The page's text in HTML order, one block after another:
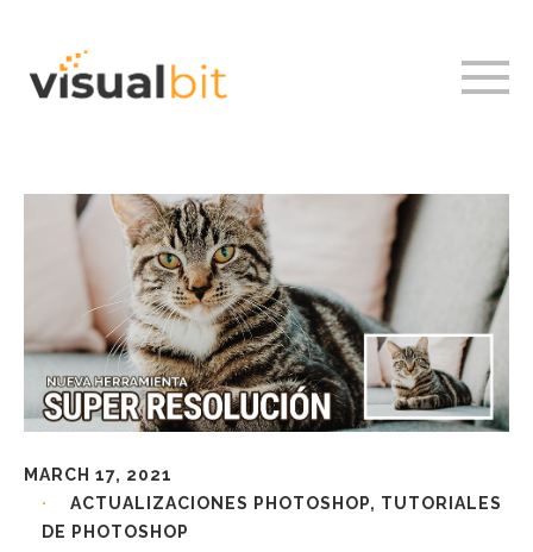
MARCH 17, 2021
ACTUALIZACIONES PHOTOSHOP, TUTORIALES
DE PHOTOSHOP